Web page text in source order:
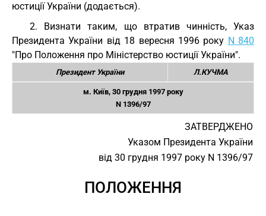
юстиції України (додається).
2. Визнати таким, що втратив чинність, Указ
Президента України від 18 вересня 1996 року N 840
"Про Положення про Міністерство юстиції України".
Президент України Л.КУЧМА
м. Київ, 30 грудня 1997 року
N 1396/97
ЗАТВЕРДЖЕНО
Указом Президента України
від 30 грудня 1997 року N 1396/97
ПОЛОЖЕННЯ